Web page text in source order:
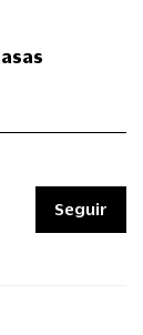
Seguir